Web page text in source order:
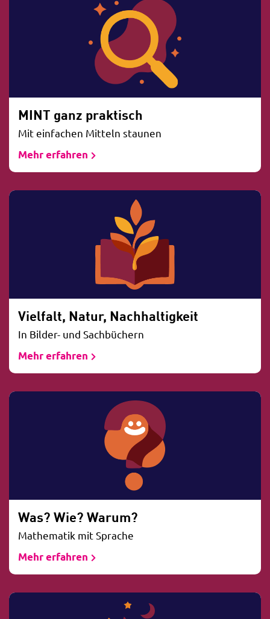
MINT ganz praktisch
Mit einfachen Mitteln staunen
Mehr erfahren
Vielfalt, Natur, Nachhaltigkeit
In Bilder- und Sachbüchern
Mehr erfahren
Was? Wie? Warum?
Mathematik mit Sprache
Mehr erfahren